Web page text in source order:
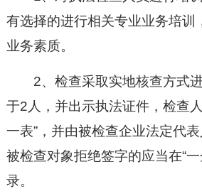
有选择的进行相关专业业务培训
业务素质。
2、检查采取实地核查方式
于2人，并出示执法证件，检查
一表”，并由被检查企业法定代
被检查对象拒绝签字的应当在“
录。